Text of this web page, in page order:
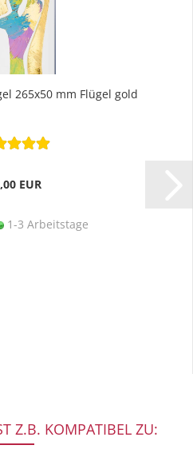
265x50 mm Flügel gold
EUR
1-3 Arbeitstage
Z.B. KOMPATIBEL ZU: